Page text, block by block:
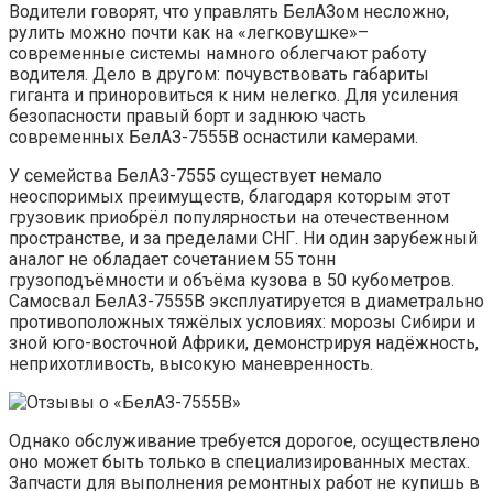
Водители говорят, что управлять БелАЗом несложно,
рулить можно почти как на «легковушке»–
современные системы намного облегчают работу
водителя. Дело в другом: почувствовать габариты
гиганта и приноровиться к ним нелегко. Для усиления
безопасности правый борт и заднюю часть
современных БелАЗ-7555В оснастили камерами.
У семейства БелАЗ-7555 существует немало
неоспоримых преимуществ, благодаря которым этот
грузовик приобрёл популярностьи на отечественном
пространстве, и за пределами СНГ. Ни один зарубежный
аналог не обладает сочетанием 55 тонн
грузоподъёмности и объёма кузова в 50 кубометров.
Самосвал БелАЗ-7555В эксплуатируется в диаметрально
противоположных тяжёлых условиях: морозы Сибири и
зной юго-восточной Африки, демонстрируя надёжность,
неприхотливость, высокую маневренность.
Однако обслуживание требуется дорогое, осуществлено
оно может быть только в специализированных местах.
Запчасти для выполнения ремонтных работ не купишь в